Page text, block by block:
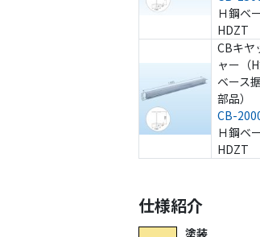
Ｈ鋼ベ
HDZT
CBキヤ
ャー（
ベース
部品）
CB-
Ｈ鋼ベ
HDZT
仕様紹介
塗装